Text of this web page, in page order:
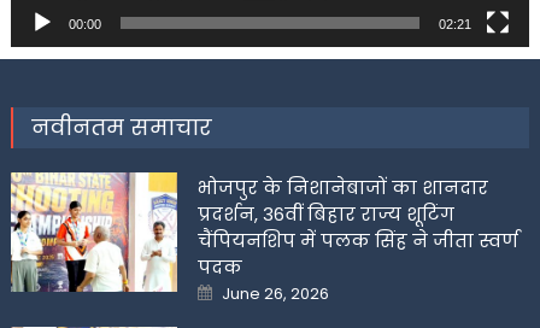
00:00 02:21
नवीनतम समाचार
भोजपुर के निशानेबाजों का शानदार
प्रदर्शन, 36वीं बिहार राज्य शूटिंग
चैंपियनशिप में पलक सिंह ने जीता स्वर्ण
पदक
Posted
on
June 26, 2026